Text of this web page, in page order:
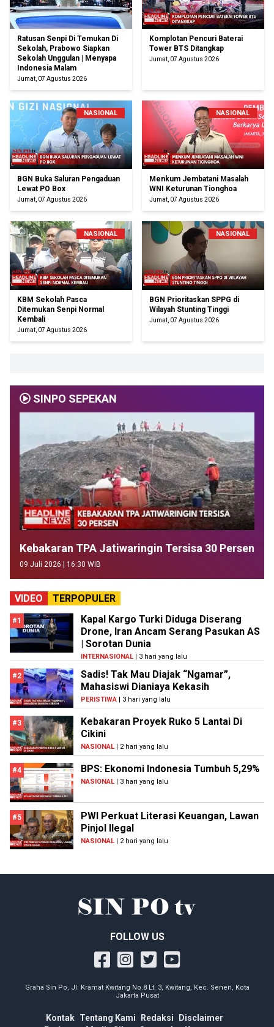
Ratusan Senpi Di Temukan Di
Sekolah, Prabowo Siapkan
Sekolah Unggulan | Menyapa
Indonesia Malam
Jumat, 07 Agustus 2026
Komplotan Pencuri Baterai
Tower BTS Ditangkap
Jumat, 07 Agustus 2026
NASIONAL
BGN Buka Saluran Pengaduan
Lewat PO Box
Jumat, 07 Agustus 2026
NASIONAL
Menkum Jembatani Masalah
WNI Keturunan Tionghoa
Jumat, 07 Agustus 2026
NASIONAL
KBM Sekolah Pasca
Ditemukan Senpi Normal
Kembali
Jumat, 07 Agustus 2026
NASIONAL
BGN Prioritaskan SPPG di
Wilayah Stunting Tinggi
Jumat, 07 Agustus 2026
SINPO SEPEKAN
Kebakaran TPA Jatiwaringin Tersisa 30 Persen
09 Juli 2026 | 16:30 WIB
VIDEO TERPOPULER
#1
Kapal Kargo Turki Diduga Diserang
Drone, Iran Ancam Serang Pasukan AS
| Sorotan Dunia
INTERNASIONAL | 3 hari yang lalu
#2
Sadis! Tak Mau Diajak “Ngamar”,
Mahasiswi Dianiaya Kekasih
PERISTIWA | 3 hari yang lalu
#3
Kebakaran Proyek Ruko 5 Lantai Di
Cikini
NASIONAL | 2 hari yang lalu
#4 BPS: Ekonomi Indonesia Tumbuh 5,29%
NASIONAL | 3 hari yang lalu
#5
PWI Perkuat Literasi Keuangan, Lawan
Pinjol Ilegal
NASIONAL | 2 hari yang lalu
FOLLOW US
Graha Sin Po, Jl. Kramat Kwitang No.8 Lt. 3, Kwitang, Kec. Senen, Kota
Jakarta Pusat
Kontak Tentang Kami Redaksi
Disclaimer